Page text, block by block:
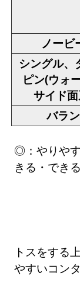
ノービ
シングル、
ピン(ウォ
サイド
バラ
◎：やりや
きる・でき
トスをする
やすいコン